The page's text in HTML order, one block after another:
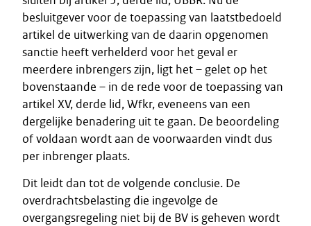
besluitgever voor de toepassing van laatstbedoeld
artikel de uitwerking van de daarin opgenomen
sanctie heeft verhelderd voor het geval er
meerdere inbrengers zijn, ligt het – gelet op het
bovenstaande – in de rede voor de toepassing van
artikel XV, derde lid, Wfkr, eveneens van een
dergelijke benadering uit te gaan. De beoordeling
of voldaan wordt aan de voorwaarden vindt dus
per inbrenger plaats.
Dit leidt dan tot de volgende conclusie. De
overdrachtsbelasting die ingevolge de
overgangsregeling niet bij de BV is geheven wordt